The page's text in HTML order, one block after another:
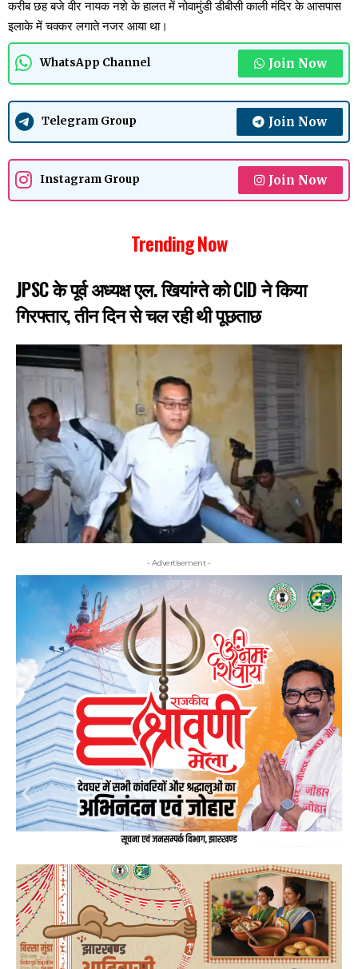
करीब छह बजे वीर नायक नशे के हालत में नोवामुंडी डीबीसी काली मंदिर के आसपास
इलाके में चक्कर लगाते नजर आया था।
WhatsApp Channel Join Now
Telegram Group Join Now
Instagram Group Join Now
Trending Now
JPSC के पूर्व अध्यक्ष एल. खियांग्ते को CID ने किया
गिरफ्तार, तीन दिन से चल रही थी पूछताछ
- Advertisement -